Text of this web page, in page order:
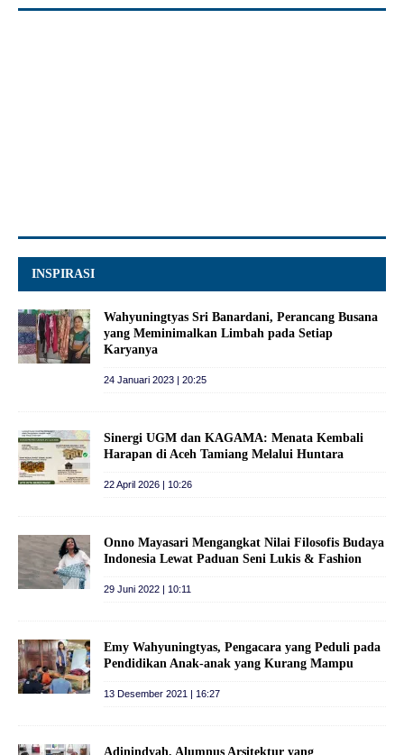
INSPIRASI
Wahyuningtyas Sri Banardani, Perancang Busana
yang Meminimalkan Limbah pada Setiap
Karyanya
24 Januari 2023 | 20:25
Sinergi UGM dan KAGAMA: Menata Kembali
Harapan di Aceh Tamiang Melalui Huntara
22 April 2026 | 10:26
Onno Mayasari Mengangkat Nilai Filosofis Budaya
Indonesia Lewat Paduan Seni Lukis & Fashion
29 Juni 2022 | 10:11
Emy Wahyuningtyas, Pengacara yang Peduli pada
Pendidikan Anak-anak yang Kurang Mampu
13 Desember 2021 | 16:27
Adinindyah, Alumnus Arsitektur yang